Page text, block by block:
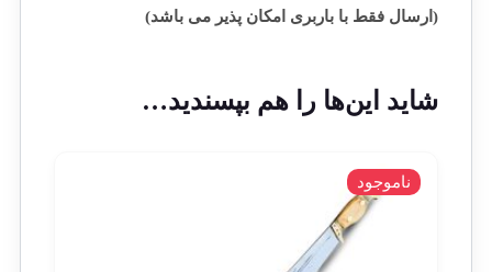
(ارسال فقط با باربری امکان پذیر می باشد)
شاید این‌ها را هم بپسندید…
ناموجود